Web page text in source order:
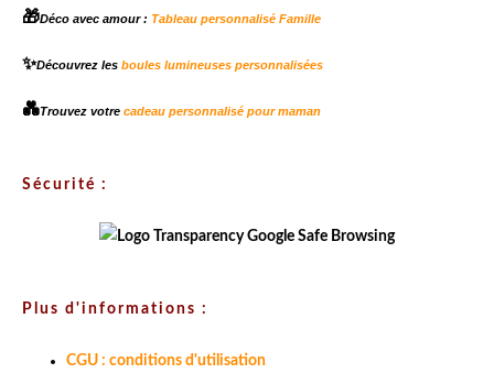
🎁Déco avec amour : Tableau personnalisé Famille
✨Découvrez les boules lumineuses personnalisées
💑Trouvez votre cadeau personnalisé pour maman
Sécurité :
Plus d'informations :
CGU : conditions d'utilisation